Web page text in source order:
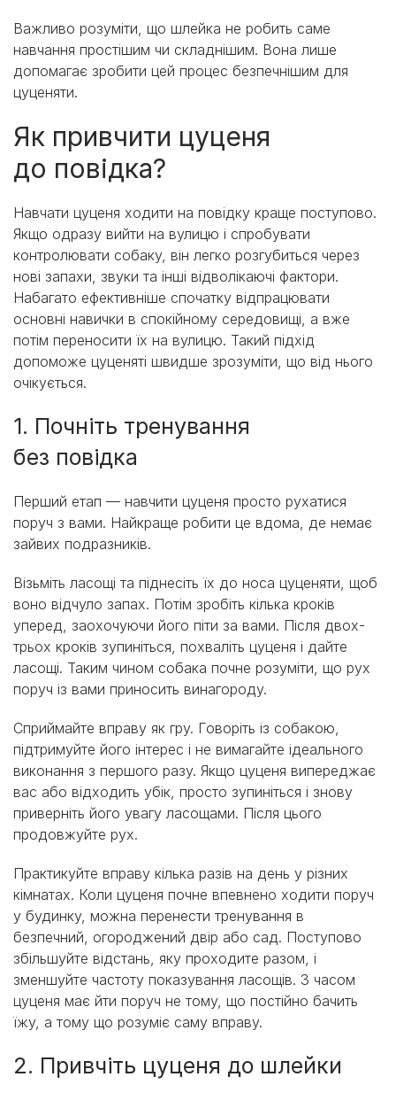
Важливо розуміти, що шлейка не робить саме
навчання простішим чи складнішим. Вона лише
допомагає зробити цей процес безпечнішим для
цуценяти.
Як привчити цуценя
до повідка?
Навчати цуценя ходити на повідку краще поступово.
Якщо одразу вийти на вулицю і спробувати
контролювати собаку, він легко розгубиться через
нові запахи, звуки та інші відволікаючі фактори.
Набагато ефективніше спочатку відпрацювати
основні навички в спокійному середовищі, а вже
потім переносити їх на вулицю. Такий підхід
допоможе цуценяті швидше зрозуміти, що від нього
очікується.
1. Почніть тренування
без повідка
Перший етап — навчити цуценя просто рухатися
поруч з вами. Найкраще робити це вдома, де немає
зайвих подразників.
Візьміть ласощі та піднесіть їх до носа цуценяти, щоб
воно відчуло запах. Потім зробіть кілька кроків
уперед, заохочуючи його піти за вами. Після двох-
трьох кроків зупиніться, похваліть цуценя і дайте
ласощі. Таким чином собака почне розуміти, що рух
поруч із вами приносить винагороду.
Сприймайте вправу як гру. Говоріть із собакою,
підтримуйте його інтерес і не вимагайте ідеального
виконання з першого разу. Якщо цуценя випереджає
вас або відходить убік, просто зупиніться і знову
приверніть його увагу ласощами. Після цього
продовжуйте рух.
Практикуйте вправу кілька разів на день у різних
кімнатах. Коли цуценя почне впевнено ходити поруч
у будинку, можна перенести тренування в
безпечний, огороджений двір або сад. Поступово
збільшуйте відстань, яку проходите разом, і
зменшуйте частоту показування ласощів. З часом
цуценя має йти поруч не тому, що постійно бачить
їжу, а тому що розуміє саму вправу.
2. Привчіть цуценя до шлейки